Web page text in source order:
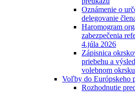
Oznámenie o
delegovanie
Haromogram
zabezpečenia
4.júla 2026
Zápisnica
priebehu a
volebnom
Voľby do Európskeho
Rozhodnutie